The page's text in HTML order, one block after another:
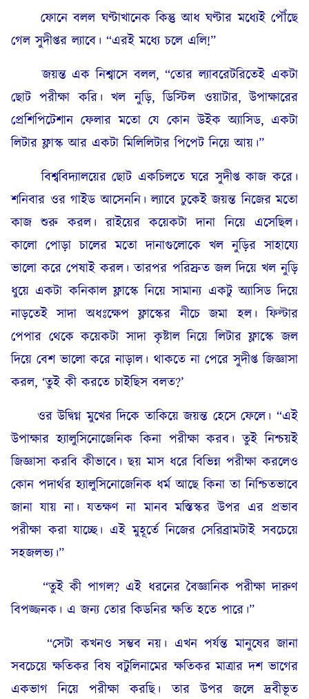
ফোনে বলল ঘণ্টাখানেক কিন্তু আধ ঘণ্টার মধ্যেই পৌঁছে
গেল সুদীপ্তর ল্যাবে। “এরই মধ্যে চলে এলি!”
জয়ন্ত এক নিশ্বাসে বলল, “তোর ল্যাবরেটরিতেই একটা
ছোট পরীক্ষা করি। খল নুড়ি, ডিস্টিল ওয়াটার, উপাক্ষারের
প্রেশিপিটেশান ফেলার মতো যে কোন উইক অ্যাসিড, একটা
লিটার ফ্লাস্ক আর একটা মিলিলিটার পিপেট নিয়ে আয়।”
বিশ্ববিদ্যালয়ের ছোট একচিলতে ঘরে সুদীপ্ত কাজ করে।
শনিবার ওর গাইড আসেননি। ল্যাবে ঢুকেই জয়ন্ত নিজের মতো
কাজ শুরু করল। রাইয়ের কয়েকটা দানা নিয়ে এসেছিল।
কালো পোড়া চালের মতো দানাগুলোকে খল নুড়ির সাহায্যে
ভালো করে পেষাই করল। তারপর পরিস্রুত জল দিয়ে খল নুড়ি
ধুয়ে একটা কনিকাল ফ্লাস্কে নিয়ে সামান্য একটু অ্যাসিড দিয়ে
নাড়তেই সাদা অধঃক্ষেপ ফ্লাস্কের নীচে জমা হল। ফিল্টার
পেপার থেকে কয়েকটা সাদা কৃষ্টাল নিয়ে লিটার ফ্লাস্কে জল
দিয়ে বেশ ভালো করে নাড়াল। থাকতে না পেরে সুদীপ্ত জিজ্ঞাসা
করল, ‘তুই কী করতে চাইছিস বলত?’
ওর উদ্বিগ্ন মুখের দিকে তাকিয়ে জয়ন্ত হেসে ফেলে। “এই
উপাক্ষার হ্যালুসিনোজেনিক কিনা পরীক্ষা করব। তুই নিশ্চয়ই
জিজ্ঞাসা করবি কীভাবে। ছয় মাস ধরে বিভিন্ন পরীক্ষা করলেও
কোন পদার্থর হ্যালুসিনোজেনিক ধর্ম আছে কিনা তা নিশ্চিতভাবে
জানা যায় না। যতক্ষণ না মানব মস্তিস্কর উপর এর প্রভাব
পরীক্ষা করা যাচ্ছে। এই মুহূর্তে নিজের সেরিব্রামটাই সবচেয়ে
সহজলভ্য।”
“তুই কী পাগল? এই ধরনের বৈজ্ঞানিক পরীক্ষা দারুণ
বিপজ্জনক। এ জন্য তোর কিডনির ক্ষতি হতে পারে।”
“সেটা কখনও সম্ভব নয়। এখন পর্যন্ত মানুষের জানা
সবচেয়ে ক্ষতিকর বিষ বটুলিনামের ক্ষতিকর মাত্রার দশ ভাগের
একভাগ নিয়ে পরীক্ষা করছি। তার উপর জলে দ্রবীভূত